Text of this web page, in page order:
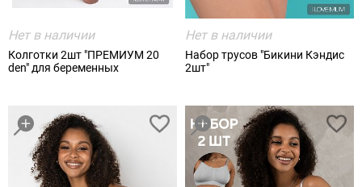
Нет в наличии
Колготки 2шт "ПРЕМИУМ 20
den" для беременных
Нет в наличии
Набор трусов "Бикини Кэндис
2шт"